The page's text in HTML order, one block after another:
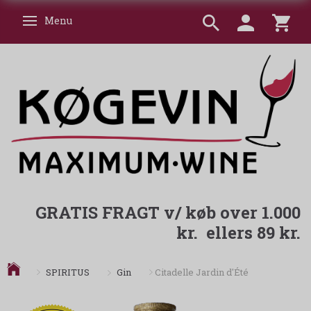
Skifte navigation
Menu
GRATIS FRAGT v/ køb over 1.000
kr. ellers 89 kr.
SPIRITUS Gin Citadelle Jardin d'Été